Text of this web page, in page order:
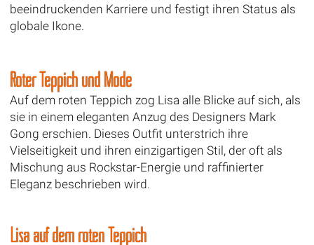
beeindruckenden Karriere und festigt ihren Status als
globale Ikone.
Roter Teppich und Mode
Auf dem roten Teppich zog Lisa alle Blicke auf sich, als
sie in einem eleganten Anzug des Designers Mark
Gong erschien. Dieses Outfit unterstrich ihre
Vielseitigkeit und ihren einzigartigen Stil, der oft als
Mischung aus Rockstar-Energie und raffinierter
Eleganz beschrieben wird.
Lisa auf dem roten Teppich